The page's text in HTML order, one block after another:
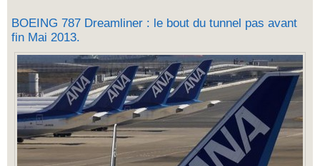
BOEING 787 Dreamliner : le bout du tunnel pas avant
fin Mai 2013.